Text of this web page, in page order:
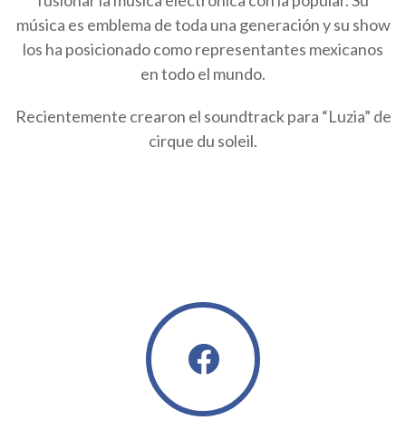
música es emblema de toda una generación y su show
los ha posicionado como representantes mexicanos
en todo el mundo.
Recientemente crearon el soundtrack para “Luzia” de
cirque du soleil.